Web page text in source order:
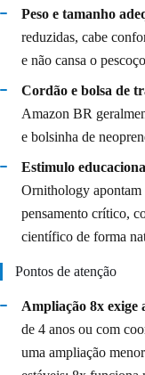
Peso e tamanho
reduzidas, cabe
e não cansa o
Cordão e bolsa de
Amazon BR
e bolsinha de
Estimulo
Ornithology apontam
pensamento crítico,
científico de forma
Pontos de atenção
Ampliação 8x exige
de 4 anos ou com
uma ampliação